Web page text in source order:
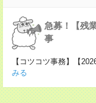
急募！【残
事
【コツコツ事務】【
みる